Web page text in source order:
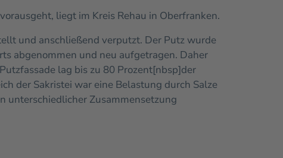
liegt im Kreis Rehau in Oberfranken.
und anschließend verputzt. Der Putz wurde
abgenommen und neu aufgetragen. Daher
lag bis zu 80 Prozent[nbsp]der
der Sakristei war eine Belastung durch Salze
unterschiedlicher Zusammensetzung